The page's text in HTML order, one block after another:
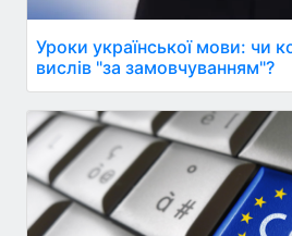
Уроки української мови: чи
вислів "за замовчуванням"?